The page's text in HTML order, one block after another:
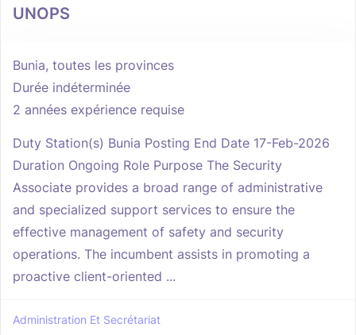
UNOPS
Bunia, toutes les provinces
Durée indéterminée
2 années expérience requise
Duty Station(s) Bunia Posting End Date 17-Feb-2026
Duration Ongoing Role Purpose The Security
Associate provides a broad range of administrative
and specialized support services to ensure the
effective management of safety and security
operations. The incumbent assists in promoting a
proactive client-oriented ...
Administration Et Secrétariat